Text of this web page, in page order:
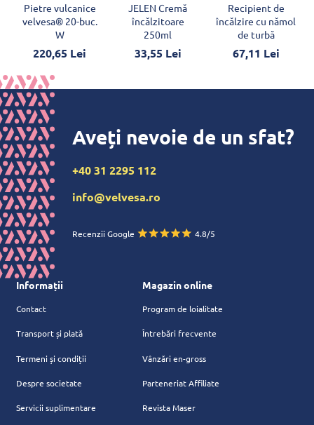
Pietre vulcanice
velvesa® 20-buc.
W
220,65 Lei
JELEN Cremă
încălzitoare
250ml
33,55 Lei
Recipient de
încălzire cu nămol
de turbă
67,11 Lei
Aveți nevoie de un sfat?
+40 31 2295 112
info@velvesa.ro
Recenzii Google 4.8/5
Informații
Contact
Transport și plată
Termeni și condiții
Despre societate
Servicii suplimentare
Magazin online
Program de loialitate
Întrebări frecvente
Vânzări en-gross
Parteneriat Affiliate
Revista Maser